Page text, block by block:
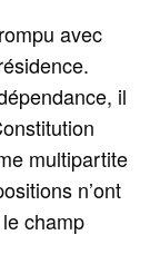
avec
il
multipartite
n’ont
champ